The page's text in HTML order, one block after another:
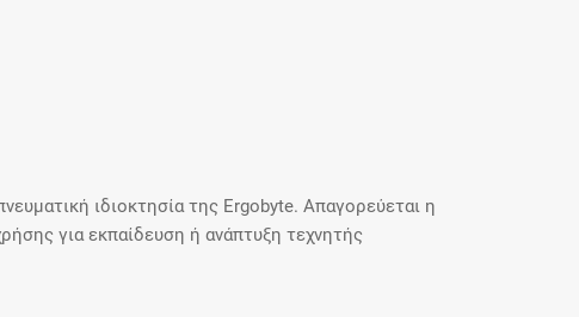
ιδιοκτησία της Ergobyte. Απαγορεύεται η
για εκπαίδευση ή ανάπτυξη τεχνητής